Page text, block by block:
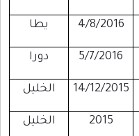
4/8/2016 يطا
5/7/2016 دورا
14/12/2015 الخليل
2015 الخليل